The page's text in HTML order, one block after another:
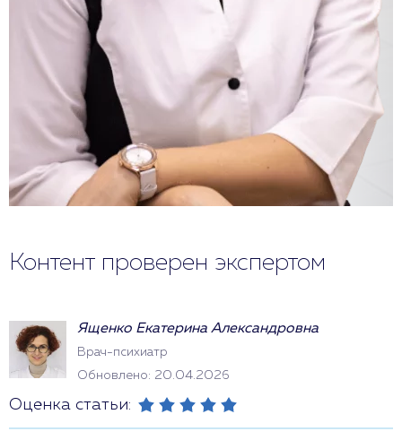
Контент проверен экспертом
Ященко Екатерина Александровна
Врач-психиатр
Обновлено: 20.04.2026
Оценка статьи: